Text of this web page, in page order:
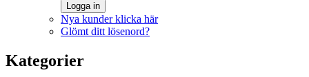
Logga in
Nya kunder klicka här
Glömt ditt lösenord?
Kategorier